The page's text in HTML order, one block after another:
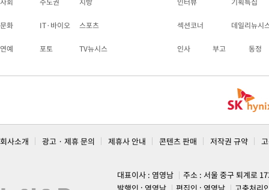
문화 IT·바이오 스포츠
연예 포토 TV뉴시스
섹션코너 데일리뉴시
인사 부고 동정
회사소개 광고 · 제휴 문의 제휴사 안내 콘텐츠 판매 저작권 규약
대표이사 : 염영남
주소 : 서울 중구 퇴계로